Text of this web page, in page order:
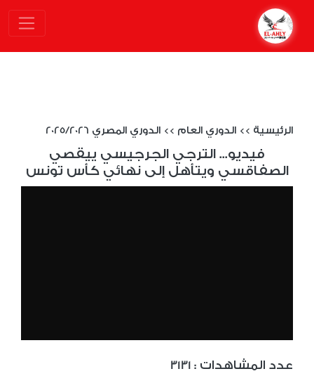
الرئيسية >> الدوري العام >> الدوري المصري 2025/2026
فيديو... الترجي الجرجيسي ييقصي
الصفاقسي ويتأهل إلى نهائي كأس تونس
3131 : عدد المشاهدات